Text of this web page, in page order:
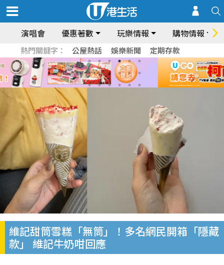
演唱會 優惠著數 玩樂情報 購物情報
熱門關鍵字： 公屋熱話 娛樂新聞 定期存款
維記甜筒雪糕「無筒」！多名網民開箱「隱藏
款」 維記牛奶咁回應